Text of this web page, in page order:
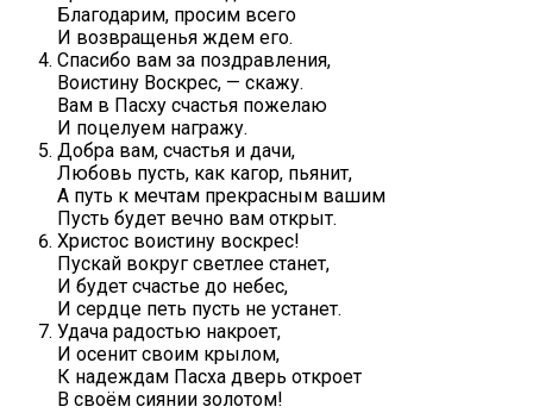
Благодарим, просим всего
И возвращенья ждем его.
Спасибо вам за поздравления,
Воистину Воскрес, — скажу.
Вам в Пасху счастья пожелаю
И поцелуем награжу.
Добра вам, счастья и дачи,
Любовь пусть, как кагор, пьянит,
А путь к мечтам прекрасным вашим
Пусть будет вечно вам открыт.
Христос воистину воскрес!
Пускай вокруг светлее станет,
И будет счастье до небес,
И сердце петь пусть не устанет.
Удача радостью накроет,
И осенит своим крылом,
К надеждам Пасха дверь откроет
В своём сиянии золотом!